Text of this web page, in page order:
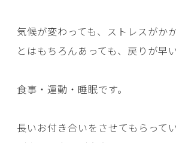
気候が変わっても、ストレスがか
とはもちろんあっても、戻りが早い
食事・運動・睡眠です。
長いお付き合いをさせてもらって